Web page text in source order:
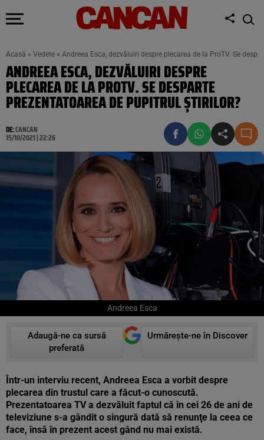
Acasă » Vedete » Andreea Esca, dezvăluiri despre plecarea de la ProTV. Se
ANDREEA ESCA, DEZVĂLUIRI DESPRE
PLECAREA DE LA PROTV. SE DESPARTE
PREZENTATOAREA DE PUPITRUL ŞTIRILOR?
DE:CANCAN
15/10/2021 | 22:26
Andreea Esca
Adaugă-ne ca sursă
preferată
Urmărește-ne în Discover
Într-un interviu recent, Andreea Esca a vorbit despre
plecarea din trustul care a făcut-o cunoscută.
Prezentatoarea TV a dezvăluit faptul că în cei 26 de ani de
televiziune s-a gândit o singură dată să renunţe la ceea ce
face, însă în prezent acest gând nu mai există.